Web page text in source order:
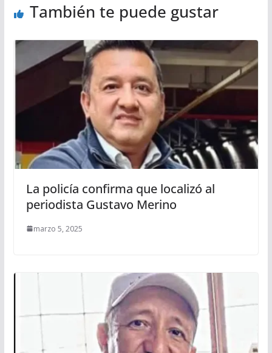
También te puede gustar
La policía confirma que localizó al
periodista Gustavo Merino
marzo 5, 2025